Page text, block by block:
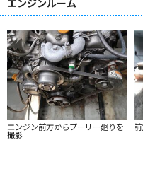
エンジン前方からプーリー廻りを
撮影